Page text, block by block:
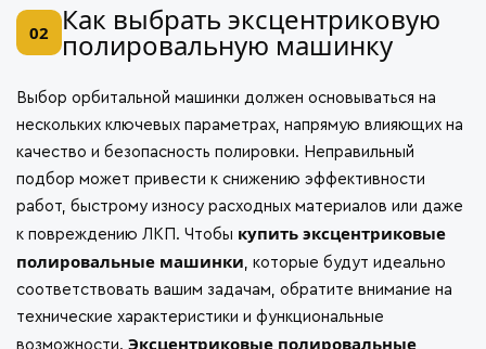
02 Как выбрать эксцентриковую
полировальную машинку
Выбор орбитальной машинки должен основываться на
нескольких ключевых параметрах, напрямую влияющих на
качество и безопасность полировки. Неправильный
подбор может привести к снижению эффективности
работ, быстрому износу расходных материалов или даже
к повреждению ЛКП. Чтобы купить эксцентриковые
полировальные машинки, которые будут идеально
соответствовать вашим задачам, обратите внимание на
технические характеристики и функциональные
возможности. Эксцентриковые полировальные